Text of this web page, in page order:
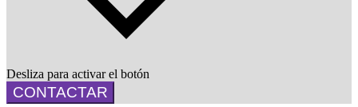
Desliza para activar el botón
CONTACTAR